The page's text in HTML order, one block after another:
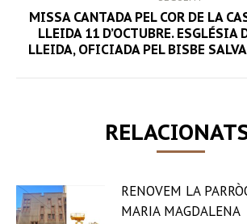
Next
post:
MISSA CANTADA PEL COR DE LA
LLEIDA 11 D’OCTUBRE. ESGLÉSIA
LLEIDA, OFICIADA PEL BISBE
RENOVEM LA
MARIA MAGDALENA